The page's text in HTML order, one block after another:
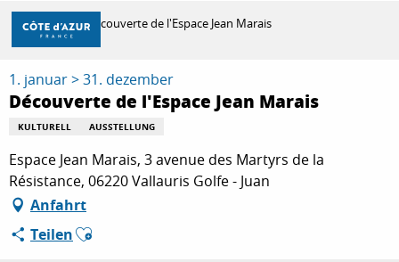
Aller
contenu
principal
ENTDECKEN
ZU TUN
AUFENTHALT
Startseite Découverte de l'Espace Jean Marais
1. januar > 31. dezember
Découverte de l'Espace Jean Marais
KULTURELL AUSSTELLUNG
Espace Jean Marais, 3 avenue des Martyrs de la
Résistance, 06220 Vallauris Golfe - Juan
Anfahrt
TeilenAjouter aux favoris